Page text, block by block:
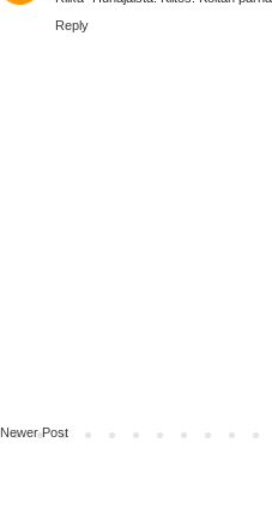
Reply
Newer Post